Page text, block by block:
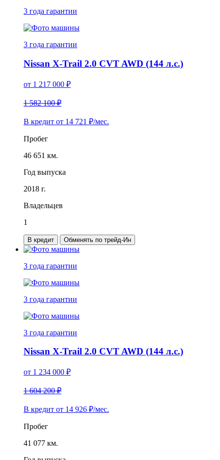
3 года гарантии
3 года гарантии
Nissan X-Trail 2.0 CVT AWD (144 л.с.)
от 1 217 000 ₽
1 582 100 ₽
В кредит от 14 721 ₽/мес.
Пробег
46 651 км.
Год выпуска
2018 г.
Владельцев
1
В кредит Обменять по трейд-Ин
3 года гарантии
3 года гарантии
3 года гарантии
Nissan X-Trail 2.0 CVT AWD (144 л.с.)
от 1 234 000 ₽
1 604 200 ₽
В кредит от 14 926 ₽/мес.
Пробег
41 077 км.